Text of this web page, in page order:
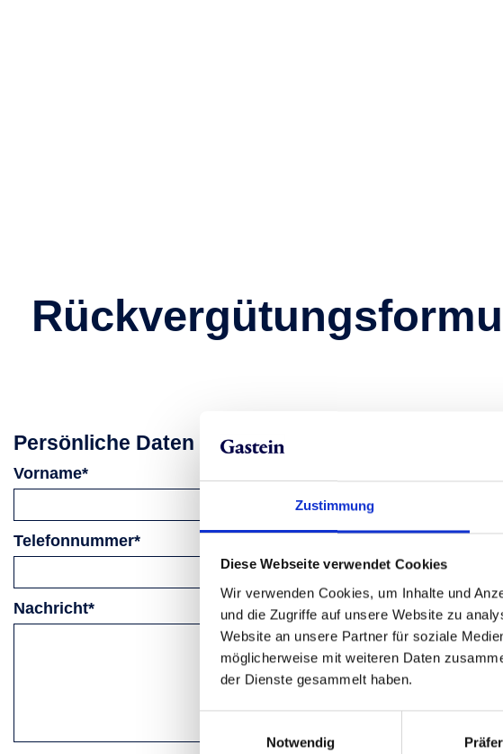
Zustimmung
Diese Webseite verwendet Cookies
Wir verwenden Cookies, um Inhalte und
und die Zugriffe auf unsere Website zu
Website an unsere Partner für soziale
möglicherweise mit weiteren Daten
der Dienste gesammelt haben.
Notwendig
Persönliche Daten
Vorname*
Telefonnummer*
Nachricht*